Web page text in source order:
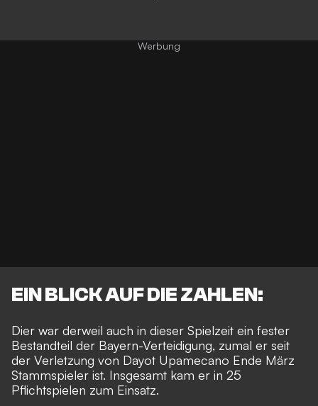
EIN BLICK AUF DIE ZAHLEN:
Dier war derweil auch in dieser Spielzeit ein fester
Bestandteil der Bayern-Verteidigung, zumal er seit
der Verletzung von Dayot Upamecano Ende März
Stammspieler ist. Insgesamt kam er in 25
Pflichtspielen zum Einsatz.